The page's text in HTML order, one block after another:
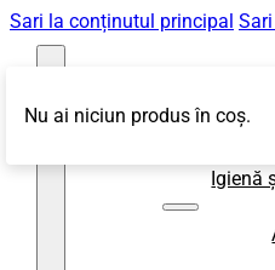
Sari la conținutul principal
Igienă
Nu ai niciun produs în coș.